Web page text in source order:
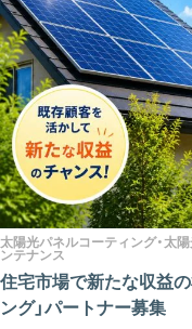
太陽光パネルコーティング・太
ンテナンス
住宅市場で新たな収益の
ング」パートナー募集